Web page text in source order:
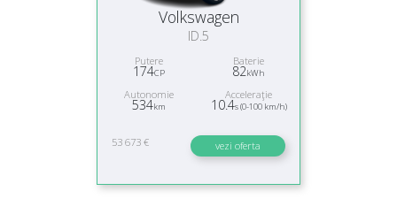
Volkswagen
ID.5
Putere
174CP
Baterie
82kWh
Autonomie
534km
Acceleraţie
10.4s (0-100 km/h)
53 673 € vezi oferta